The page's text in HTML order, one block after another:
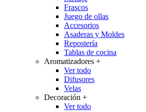
Frascos
Juego de ollas
Accesorios
Asaderas y Moldes
Repostería
Tablas de cocina
Aromatizadores +
Ver todo
Difusores
Velas
Decoración +
Ver todo